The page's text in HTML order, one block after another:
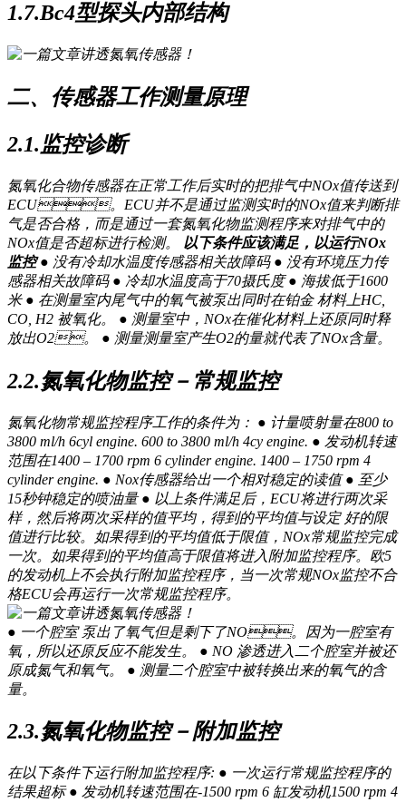
1.7.Bc4型探头内部结构
二、传感器工作测量原理
2.1.监控诊断
氮氧化合物传感器在正常工作后实时的把排气中NOx值传送到
ECU。ECU并不是通过监测实时的NOx值来判断排
气是否合格，而是通过一套氮氧化物监测程序来对排气中的
NOx值是否超标进行检测。 以下条件应该满足，以运行NOx
监控● 没有冷却水温度传感器相关故障码 ● 没有环境压力传
感器相关故障码 ● 冷却水温度高于70摄氏度 ● 海拔低于1600
米 ● 在测量室内尾气中的氧气被泵出同时在铂金 材料上HC,
CO, H2 被氧化。 ● 测量室中，NOx在催化材料上还原同时释
放出O2。 ● 测量测量室产生O2的量就代表了NOx含量。
2.2.氮氧化物监控－常规监控
氮氧化物常规监控程序工作的条件为： ● 计量喷射量在800 to
3800 ml/h 6cyl engine. 600 to 3800 ml/h 4cy engine. ● 发动机转速
范围在1400 – 1700 rpm 6 cylinder engine. 1400 – 1750 rpm 4
cylinder engine. ● Nox传感器给出一个相对稳定的读值 ● 至少
15秒钟稳定的喷油量 ● 以上条件满足后，ECU将进行两次采
样，然后将两次采样的值平均，得到的平均值与设定 好的限
值进行比较。如果得到的平均值低于限值，NOx常规监控完成
一次。如果得到的平均值高于限值将进入附加监控程序。欧5
的发动机上不会执行附加监控程序，当一次常规NOx监控不合
格ECU会再运行一次常规监控程序。
● 一个腔室 泵出了氧气但是剩下了NO。因为一腔室有
氧，所以还原反应不能发生。 ● NO 渗透进入二个腔室并被还
原成氮气和氧气。 ● 测量二个腔室中被转换出来的氧气的含
量。
2.3.氮氧化物监控－附加监控
在以下条件下运行附加监控程序: ● 一次运行常规监控程序的
结果超标 ● 发动机转速范围在-1500 rpm 6 缸发动机1500 rpm 4